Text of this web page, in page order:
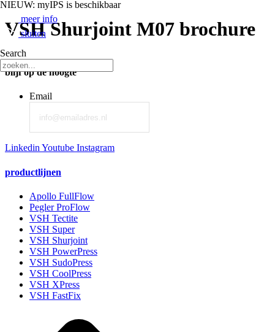
NIEUW: myIPS is beschikbaar
meer info
sluiten
Search
VSH Shurjoint M07 brochure
blijf op de hoogte
Email
LinkedinYoutube Instagram
productlijnen
Apollo FullFlow
Pegler ProFlow
VSH Tectite
VSH Super
VSH Shurjoint
VSH PowerPress
VSH SudoPress
VSH CoolPress
VSH XPress
VSH FastFix